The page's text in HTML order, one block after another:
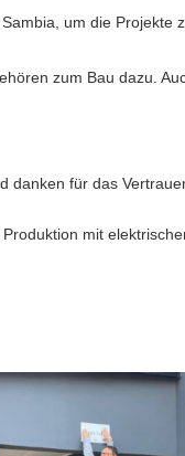
um die Projekte
zum Bau dazu.
danken für das
mit